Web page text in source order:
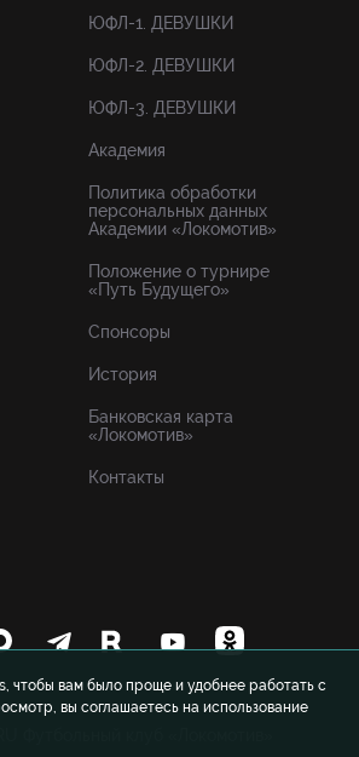
чтобы вам было проще и удобнее работать с
вы соглашаетесь на использование
ЮФЛ-1. ДЕВУШКИ
ЮФЛ-2. ДЕВУШКИ
ЮФЛ-3. ДЕВУШКИ
Академия
Политика обработки
персональных данных
Академии «Локомотив»
Положение о турнире
«Путь Будущего»
Спонсоры
История
Банковская карта
«Локомотив»
Контакты
Футбольный клуб «Локомотив»